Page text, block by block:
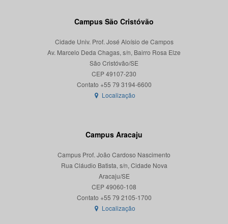
Campus São Cristóvão
Cidade Univ. Prof. José Aloísio de Campos
Av. Marcelo Deda Chagas, s/n, Bairro Rosa Elze
São Cristóvão/SE
CEP 49107-230
Localização
Campus Aracaju
Campus Prof. João Cardoso Nascimento
Rua Cláudio Batista, s/n, Cidade Nova
Aracaju/SE
CEP 49060-108
Localização